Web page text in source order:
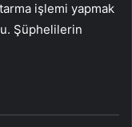
işlemi yapmak
Şüphelilerin